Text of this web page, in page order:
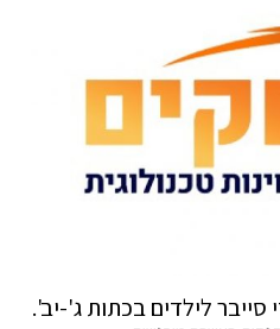
לילדים בכתות ג'-יב'.